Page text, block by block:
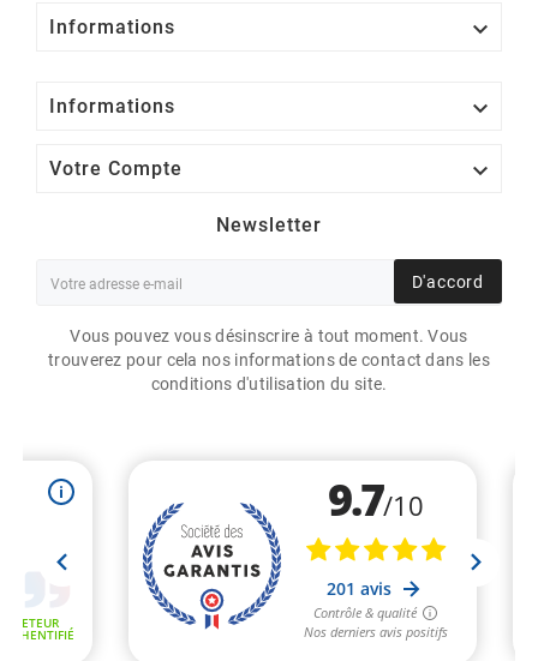
Informations 
Informations 
Votre Compte 
Newsletter
D'accord
Vous pouvez vous désinscrire à tout moment. Vous
trouverez pour cela nos informations de contact dans les
conditions d'utilisation du site.